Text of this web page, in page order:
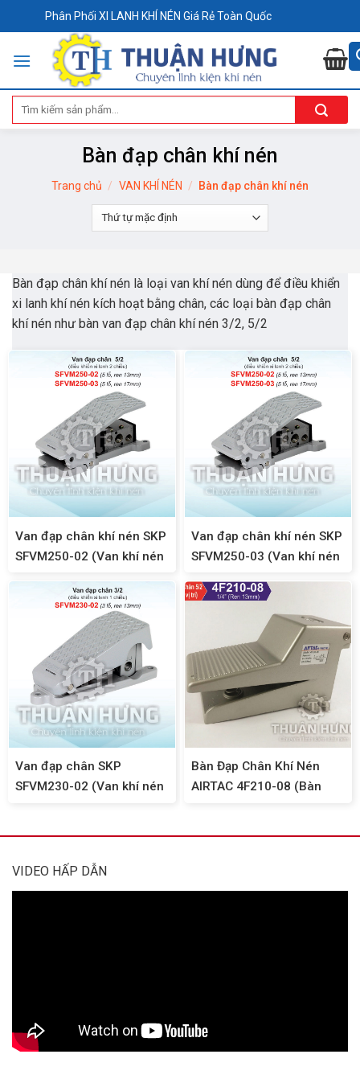
to
Phân Phối XI LANH KHÍ NÉN Giá Rẻ Toàn Quốc
Tìm
kiếm:
Bàn đạp chân khí nén
Trang chủ / VAN KHÍ NÉN / Bàn đạp chân khí nén
Bàn đạp chân khí nén là loại van khí nén dùng để điều khiển
xi lanh khí nén kích hoạt bằng chân, các loại bàn đạp chân
khí nén như bàn van đạp chân khí nén 3/2, 5/2
Van đạp chân khí nén SKP
SFVM250-02 (Van khí nén
Van đạp chân khí nén SKP
SFVM250-03 (Van khí nén
Van đạp chân SKP
SFVM230-02 (Van khí nén
Bàn Đạp Chân Khí Nén
AIRTAC 4F210-08 (Bàn
VIDEO HẤP DẪN